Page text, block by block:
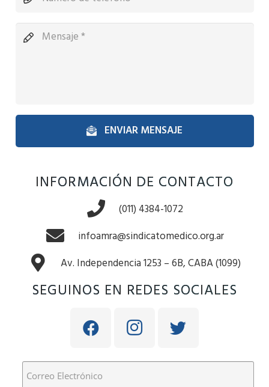
ENVIAR MENSAJE
INFORMACIÓN DE CONTACTO
(011) 4384-1072
infoamra@sindicatomedico.org.ar
Av. Independencia 1253 – 6B, CABA (1099)
SEGUINOS EN REDES SOCIALES